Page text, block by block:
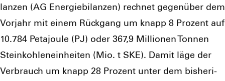
lan­zen (AG Ener­gie­bi­lan­zen) rech­net gegen­über dem
Vor­jahr mit einem Rück­gang um knapp 8 Pro­zent auf
10.784 Peta­joule (PJ) oder 367,9 Mil­lio­nen Ton­nen
Stein­koh­len­ein­hei­ten (Mio. t SKE). Damit läge der
Ver­brauch um knapp 28 Pro­zent unter dem bis­he­ri­